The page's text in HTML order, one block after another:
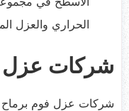
الحراري والعزل
شركات عزل
شركات عزل فوم برماح